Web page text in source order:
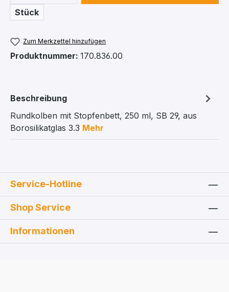
Stück
Zum Merkzettel hinzufügen
Produktnummer: 170.836.00
Beschreibung
Rundkolben mit Stopfenbett, 250 ml, SB 29, aus
Borosilikatglas 3.3 Mehr
Service-Hotline
Shop Service
Informationen